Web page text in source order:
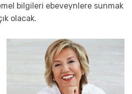
bilgileri ebeveynlere sunmak
olacak.